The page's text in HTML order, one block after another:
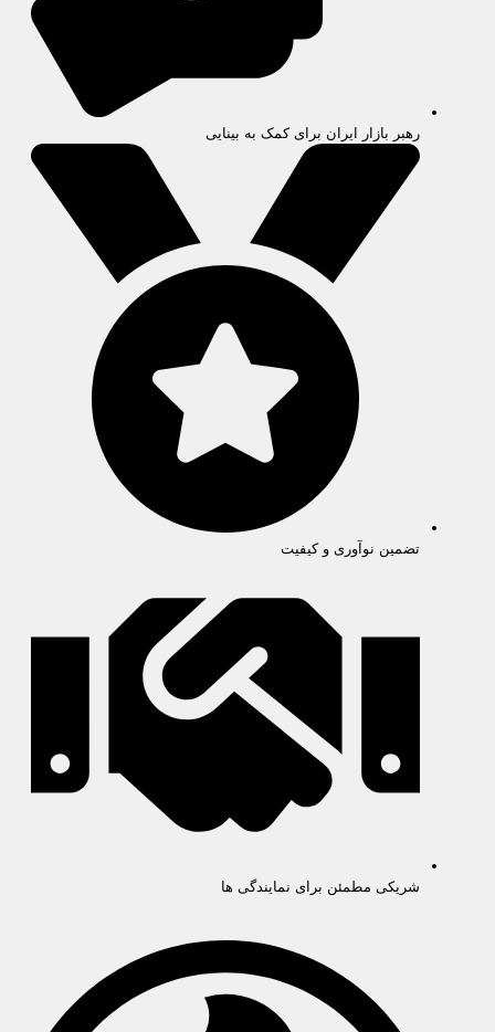
رهبر بازار ایران برای کمک به بینایی
تضمین نوآوری و کیفیت
شریکی مطمئن برای نمایندگی ها